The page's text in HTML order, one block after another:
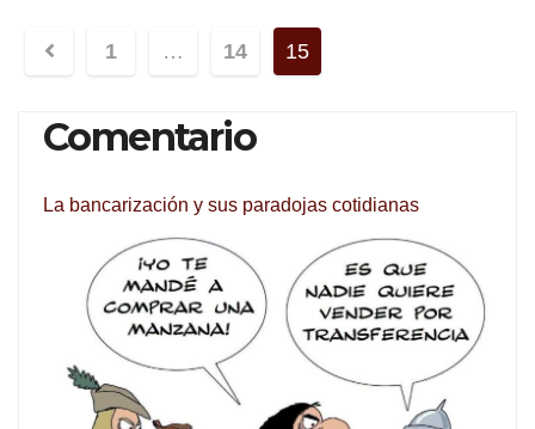
Navegación
entradas
1 … 14 15
Comentario
La bancarización y sus paradojas cotidianas